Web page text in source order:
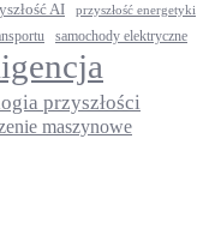
AI przyszłość energetyki
samochody elektryczne
przyszłości
maszynowe